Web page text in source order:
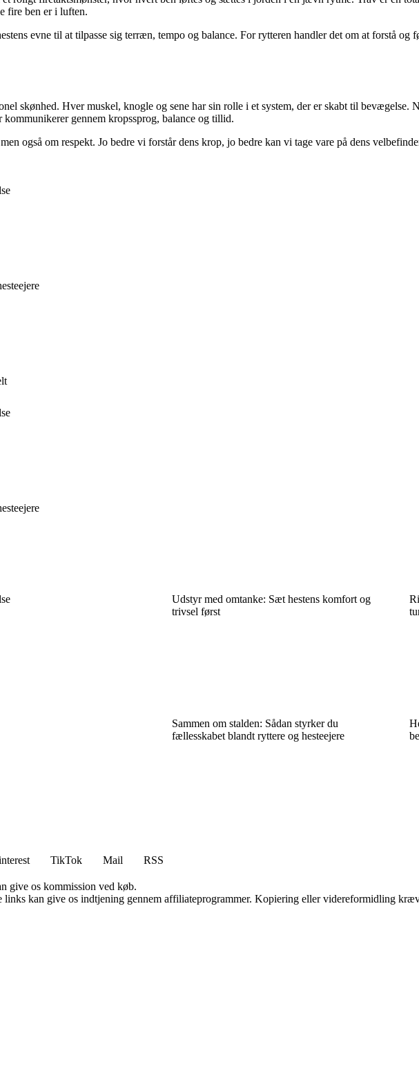
fire ben er i luften.
evne til at tilpasse sig terræn, tempo og balance. For rytteren handler det om at forstå og
skønhed. Hver muskel, knogle og sene har sin rolle i et system, der er skabt til bevægelse.
gennem kropssprog, balance og tillid.
også om respekt. Jo bedre vi forstår dens krop, jo bedre kan vi tage vare på dens
Udstyr med omtanke: Sæt hestens komfort og
trivsel først
Sammen om stalden: Sådan styrker du
fællesskabet blandt ryttere og hesteejere
TikTok Mail
RSS
give os kommission ved køb.
kan give os indtjening gennem affiliateprogrammer. Kopiering eller videreformidling